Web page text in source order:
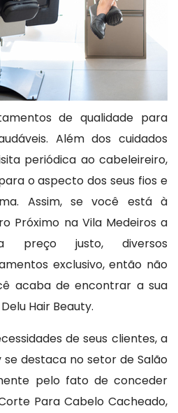
de qualidade para
Além dos cuidados
periódica ao cabeleireiro,
o aspecto dos seus fios e
Assim, se você está à
Próximo na Vila Medeiros a
preço justo, diversos
exclusivo, então não
acaba de encontrar a sua
Hair Beauty.
de seus clientes, a
se destaca no setor de Salão
pelo fato de conceder
Para Cabelo Cacheado,